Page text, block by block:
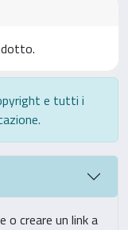
e tutti i
creare un link a